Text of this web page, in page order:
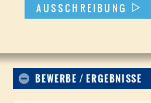
AUSSCHREIBUNG
BEWERBE / ERGEBNISSE